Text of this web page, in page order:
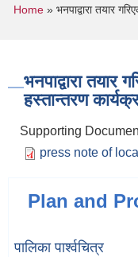
You are
Home» भनपाद्वारा तयार
भनपाद्वारा तयार
हस्तान्तरण
Supporting
press note of
Plan and
पालिका पार्श्वचित्र